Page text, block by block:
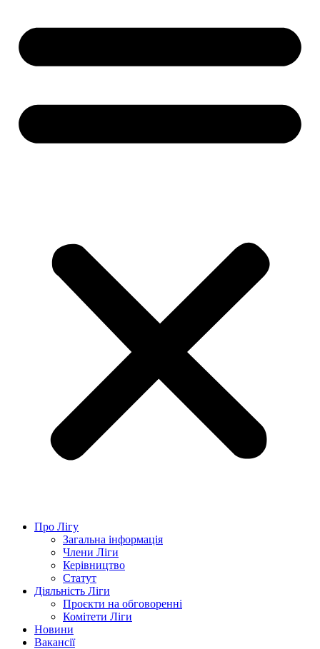
Про Лігу
Загальна інформація
Члени Ліги
Керівництво
Статут
Діяльність Ліги
Проєкти на обговоренні
Комітети Ліги
Новини
Вакансії